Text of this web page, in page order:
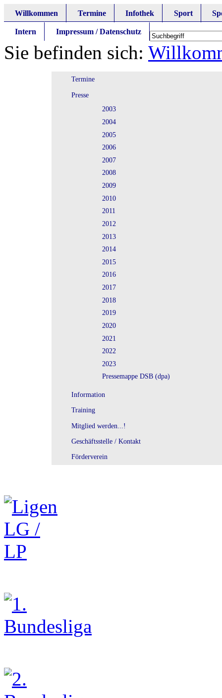
Willkommen Termine Infothek Sport
Intern Impressum / Datenschutz
Sie befinden sich:
Termine
Presse
2003
2004
2005
2006
2007
2008
2009
2010
2011
2012
2013
2014
2015
2016
2017
2018
2019
2020
2021
2022
2023
Pressemappe DSB (dpa)
Information
Training
Mitglied werden...!
Geschäftsstelle / Kontakt
Förderverein